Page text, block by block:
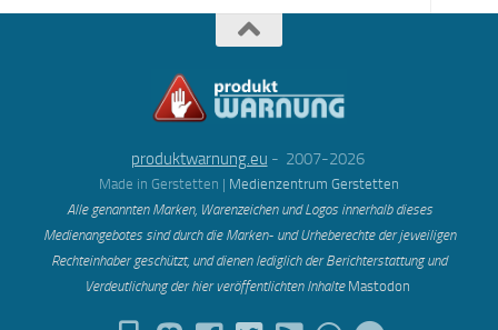
produktwarnung.eu - 2007-2026
Made in Gerstetten | Medienzentrum Gerstetten
Alle genannten Marken, Warenzeichen und Logos innerhalb dieses
Medienangebotes sind durch die Marken- und Urheberechte der jeweiligen
Rechteinhaber geschützt, und dienen lediglich der Berichterstattung und
Verdeutlichung der hier veröffentlichten Inhalte Mastodon